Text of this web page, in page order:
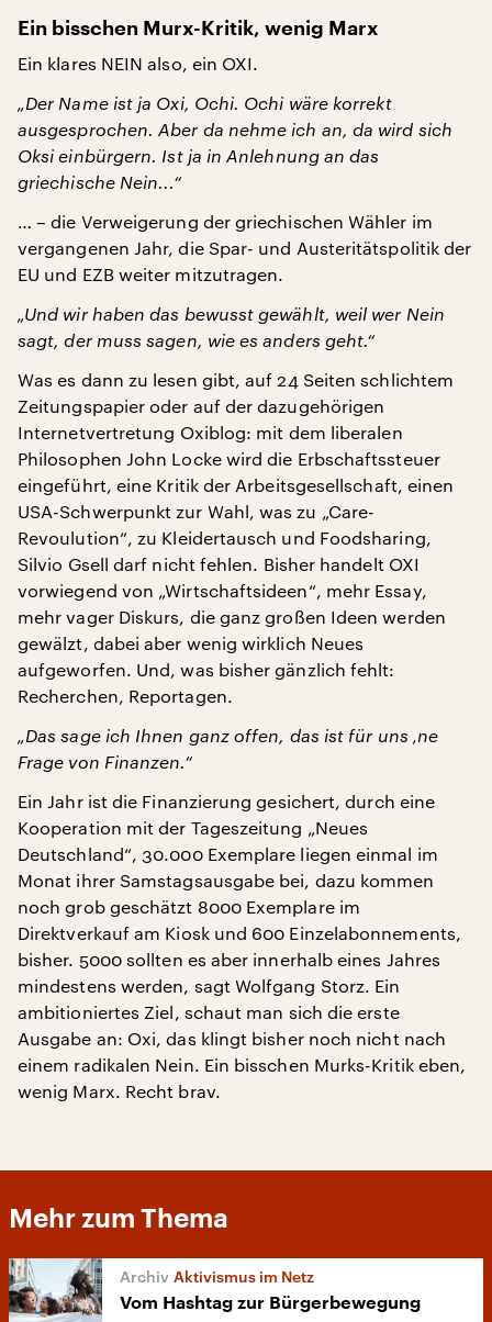
Ein bisschen Murx-Kritik, wenig Marx
Ein klares NEIN also, ein OXI.
„Der Name ist ja Oxi, Ochi. Ochi wäre korrekt
ausgesprochen. Aber da nehme ich an, da wird sich
Oksi einbürgern. Ist ja in Anlehnung an das
griechische Nein...“
… – die Verweigerung der griechischen Wähler im
vergangenen Jahr, die Spar- und Austeritätspolitik der
EU und EZB weiter mitzutragen.
„Und wir haben das bewusst gewählt, weil wer Nein
sagt, der muss sagen, wie es anders geht.“
Was es dann zu lesen gibt, auf 24 Seiten schlichtem
Zeitungspapier oder auf der dazugehörigen
Internetvertretung Oxiblog: mit dem liberalen
Philosophen John Locke wird die Erbschaftssteuer
eingeführt, eine Kritik der Arbeitsgesellschaft, einen
USA-Schwerpunkt zur Wahl, was zu „Care-
Revoulution“, zu Kleidertausch und Foodsharing,
Silvio Gsell darf nicht fehlen. Bisher handelt OXI
vorwiegend von „Wirtschaftsideen“, mehr Essay,
mehr vager Diskurs, die ganz großen Ideen werden
gewälzt, dabei aber wenig wirklich Neues
aufgeworfen. Und, was bisher gänzlich fehlt:
Recherchen, Reportagen.
„Das sage ich Ihnen ganz offen, das ist für uns ‚ne
Frage von Finanzen.“
Ein Jahr ist die Finanzierung gesichert, durch eine
Kooperation mit der Tageszeitung „Neues
Deutschland“, 30.000 Exemplare liegen einmal im
Monat ihrer Samstagsausgabe bei, dazu kommen
noch grob geschätzt 8000 Exemplare im
Direktverkauf am Kiosk und 600 Einzelabonnements,
bisher. 5000 sollten es aber innerhalb eines Jahres
mindestens werden, sagt Wolfgang Storz. Ein
ambitioniertes Ziel, schaut man sich die erste
Ausgabe an: Oxi, das klingt bisher noch nicht nach
einem radikalen Nein. Ein bisschen Murks-Kritik eben,
wenig Marx. Recht brav.
Mehr zum Thema
Aktivismus im Netz
Vom Hashtag zur Bürgerbewegung